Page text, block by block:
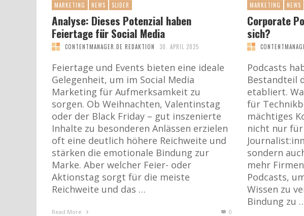
MARKETING NEWS SLIDER
Analyse: Dieses Potenzial haben
Feiertage für Social Media
CONTENTMANAGER.DE REDAKTION 30. APRIL 2025
Feiertage und Events bieten eine ideale
Gelegenheit, um im Social Media
Marketing für Aufmerksamkeit zu
sorgen. Ob Weihnachten, Valentinstag
oder der Black Friday – gut inszenierte
Inhalte zu besonderen Anlässen erzielen
oft eine deutlich höhere Reichweite und
stärken die emotionale Bindung zur
Marke. Aber welcher Feier- oder
Aktionstag sorgt für die meiste
Reichweite und das …
Read More 0
MARKETING NEWS
Corporate
sich?
Podcasts
Bestandteil
etabliert.
für
mächtiges
nicht nur
sondern
mehr
Podcasts,
Wissen zu
Bindung zu